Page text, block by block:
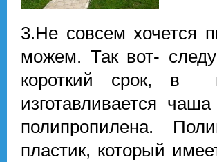
3.Не совсем хочется
можем. Так вот-
короткий срок, в
изготавливается
полипропилена.
пластик, который